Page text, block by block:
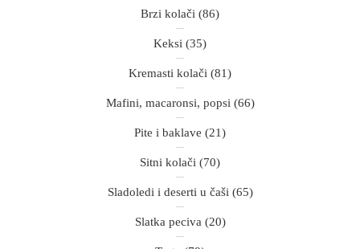
Brzi kolači (86)
Keksi (35)
Kremasti kolači (81)
Mafini, macaronsi, popsi (66)
Pite i baklave (21)
Sitni kolači (70)
Sladoledi i deserti u čaši (65)
Slatka peciva (20)